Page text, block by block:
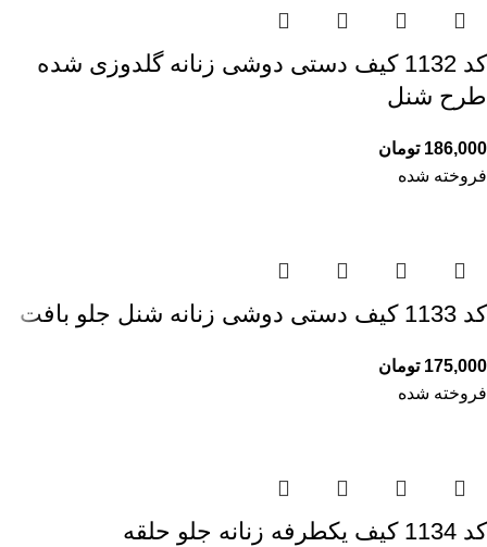
کد 1132 کیف دستی دوشی زنانه گلدوزی شده
طرح شنل
186,000 تومان
فروخته شده
کد 1133 کیف دستی دوشی زنانه شنل جلو بافت
175,000 تومان
فروخته شده
کد 1134 کیف یکطرفه زنانه جلو حلقه